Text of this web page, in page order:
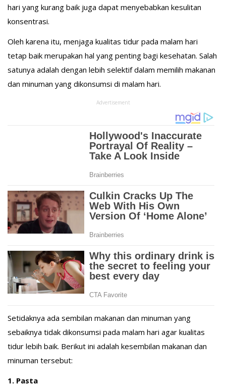
hari yang kurang baik juga dapat menyebabkan kesulitan
konsentrasi.
Oleh karena itu, menjaga kualitas tidur pada malam hari
tetap baik merupakan hal yang penting bagi kesehatan. Salah
satunya adalah dengan lebih selektif dalam memilih makanan
dan minuman yang dikonsumsi di malam hari.
Advertisement
Setidaknya ada sembilan makanan dan minuman yang
sebaiknya tidak dikonsumsi pada malam hari agar kualitas
tidur lebih baik. Berikut ini adalah kesembilan makanan dan
minuman tersebut:
1. Pasta